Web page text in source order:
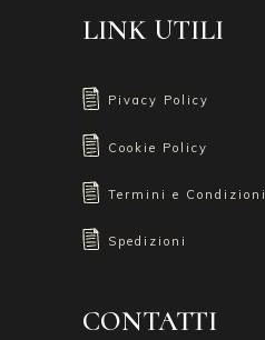
LINK UTILI
Pivacy Policy
Cookie Policy
Termini e Condizioni
Spedizioni
CONTATTI